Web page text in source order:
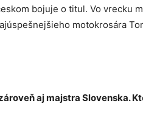
bojuje o titul. Vo vrecku
motokrosára
aj majstra Slovenska.